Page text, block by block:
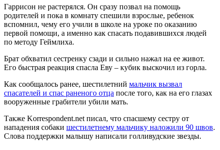
Гаррисон не растерялся. Он сразу позвал на помощь
родителей и пока в комнату спешили взрослые, ребенок
вспомнил, чему его учили в школе на уроке по оказанию
первой помощи, а именно как спасать подавившихся людей
по методу Геймлиха.
Брат обхватил сестренку сзади и сильно нажал на ее живот.
Его быстрая реакция спасла Еву – кубик выскочил из горла.
Как сообщалось ранее, шестилетний мальчик вызвал
спасателей и спас раненого отца после того, как на его глазах
вооруженные грабители убили мать.
Также Korrespondent.net писал, что спасшему сестру от
нападения собаки шестилетнему мальчику наложили 90 швов.
Слова поддержки малышу написали голливудские звезды.